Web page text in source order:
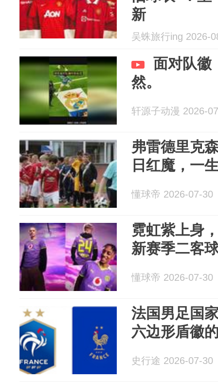
新
吴蛛旅行ing 2026-
面对队徽
然。
轩源子动漫 2026-
弗雷德里克
日红魔，一
懂球帝 2026-07-30
霓虹紫上身
新赛季二客
懂球帝 2026-07-30
法国男足国
六边形盾徽
史行途 2026-07-30